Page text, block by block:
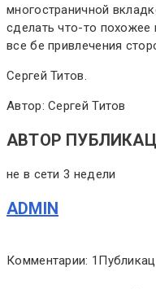
многостраничной
сделать что-то
все бе привлечения
Сергей Титов.
Автор: Сергей Титов
АВТОР
не в сети 3 недели
ADMIN
Комментарии: 1